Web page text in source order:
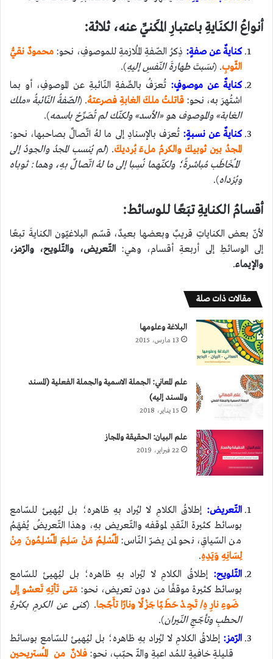
أنواعُ الكنَايةِ باعتبارِ المَكنيِّ عنه، ثلاثة:
كنايةٌ عن صفةٍ: ذِكرُ الصّفةِ المُلازمةِ للموصوفِ، نحو: محمودٌ نقيُّ
الثّوبِ. (نسَبتَ طهارةَ النّفسِ إليهِ).
كنايةٌ عن موصوفٍ: تُعرَفُ بالصِّفةِ النّائبةِ عن الموصوفِ، أو بما
اشتُهرَ به، نحو: قاتلتُ ملكَ الغابةِ فصرعتهُ. (الصّفةُ النّائبةُ «ملك
الغابة» والموصوف هو «الأسد» ولكنّك لم تُصَرِّحْ باسمه).
كنايةٌ عن نسبةٍ: تُعرَف بالإسنادِ إلى ما لهُ اتّصالٌ بصاحبها، نحو:
المجدُ بين ثوبيكَ والكرمُ ملءَ بُرديكَ. (لم يُنسب المجدُ والجودُ إلى
المُخَاطَب مُباشرةً؛ ولكنّهما نُسِبا إلى ما لهُ اتّصالٌ بهِ، وهما: ثوباه
وبُرْداه).
أقسامُ الكنايةِ تبَعًا للوسائط:
لأنّ بعض الكناياتِ قريبٌ وبعضها بعيدٌ، قسّم البلاغيّون الكنايةَ تبعًا
إلى الوسائطِ إلى أربعةِ أقسام، وهي:التّعريض، والتّلويح، والرّمز،
والإيماء.
مقالات ذات صلة
البلاغة وعلومها
13 مارس، 2015
علم المعاني: الجملة الاسمية والجملة الفعلية (المسند
والمسند إليه)
15 يناير، 2018
علم البيان: الحقيقة والمجاز
22 فبراير، 2019
التّعريض: إطلاقُ الكلامِ لا ليُراد بهِ ظاهره؛ بل ليُهيئ للسّامع
بوسائط كثيرة النّقدِ لموقفه والتّعريض بهِ، وهذا التّعريضُ يُفهَمُ
من السّياقِ، نحو لمن يضرّ النّاس: الْمُسْلِمُ مَنْ سَلِمَ الْمُسْلِمُونَ مِنْ
لِسَانِهِ وَيَدِهِ.
التّلويح: إطلاقُ الكلامِ لا ليُراد بهِ ظاهره؛ بل ليُهيئ للسّامع
بوسائط كثيرة موقفًا من دون تعريض، نحو: مَتى تَأتِهِ تَعشو إِلى
ضَوءِ نارِهِ/ تَجِدْ حَطَبًا جَزْلًا ونارًا تأَجّجا. (كنى عن الكرمِ بكثرةِ
الحطبِ وتأجّجِ النّيران).
الرّمز: إطلاقُ الكلامِ لا ليُراد بهِ ظاهره؛ بل ليُهيئ للسّامع بوسائط
قليلةٍ خافيةٍ للمُداعبةِ والتّحبّب، نحو: فلانٌ من المُستريحين